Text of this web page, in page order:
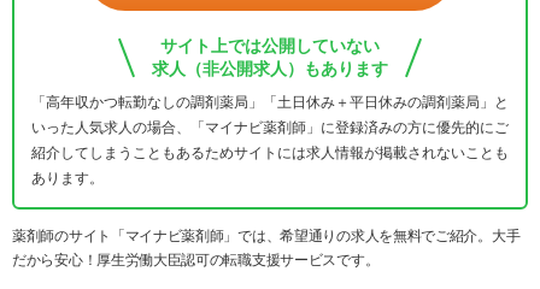
サイト上では公開していない
求人（非公開求人）もあります
「高年収かつ転勤なしの調剤薬局」「土日休み＋平日休みの調剤薬局」と
いった人気求人の場合、「マイナビ薬剤師」に登録済みの方に優先的にご
紹介してしまうこともあるためサイトには求人情報が掲載されないことも
あります。
薬剤師のサイト「マイナビ薬剤師」では、希望通りの求人を無料でご紹介。大手
だから安心！厚生労働大臣認可の転職支援サービスです。